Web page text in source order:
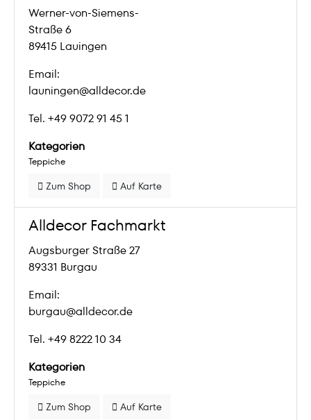
Werner-von-Siemens-
Straße 6
89415 Lauingen
Email:
launingen@alldecor.de
Tel. +49 9072 91 45 1
Kategorien
Teppiche
Zum Shop Auf Karte
Alldecor Fachmarkt
Augsburger Straße 27
89331 Burgau
Email:
burgau@alldecor.de
Tel. +49 8222 10 34
Kategorien
Teppiche
Zum Shop Auf Karte